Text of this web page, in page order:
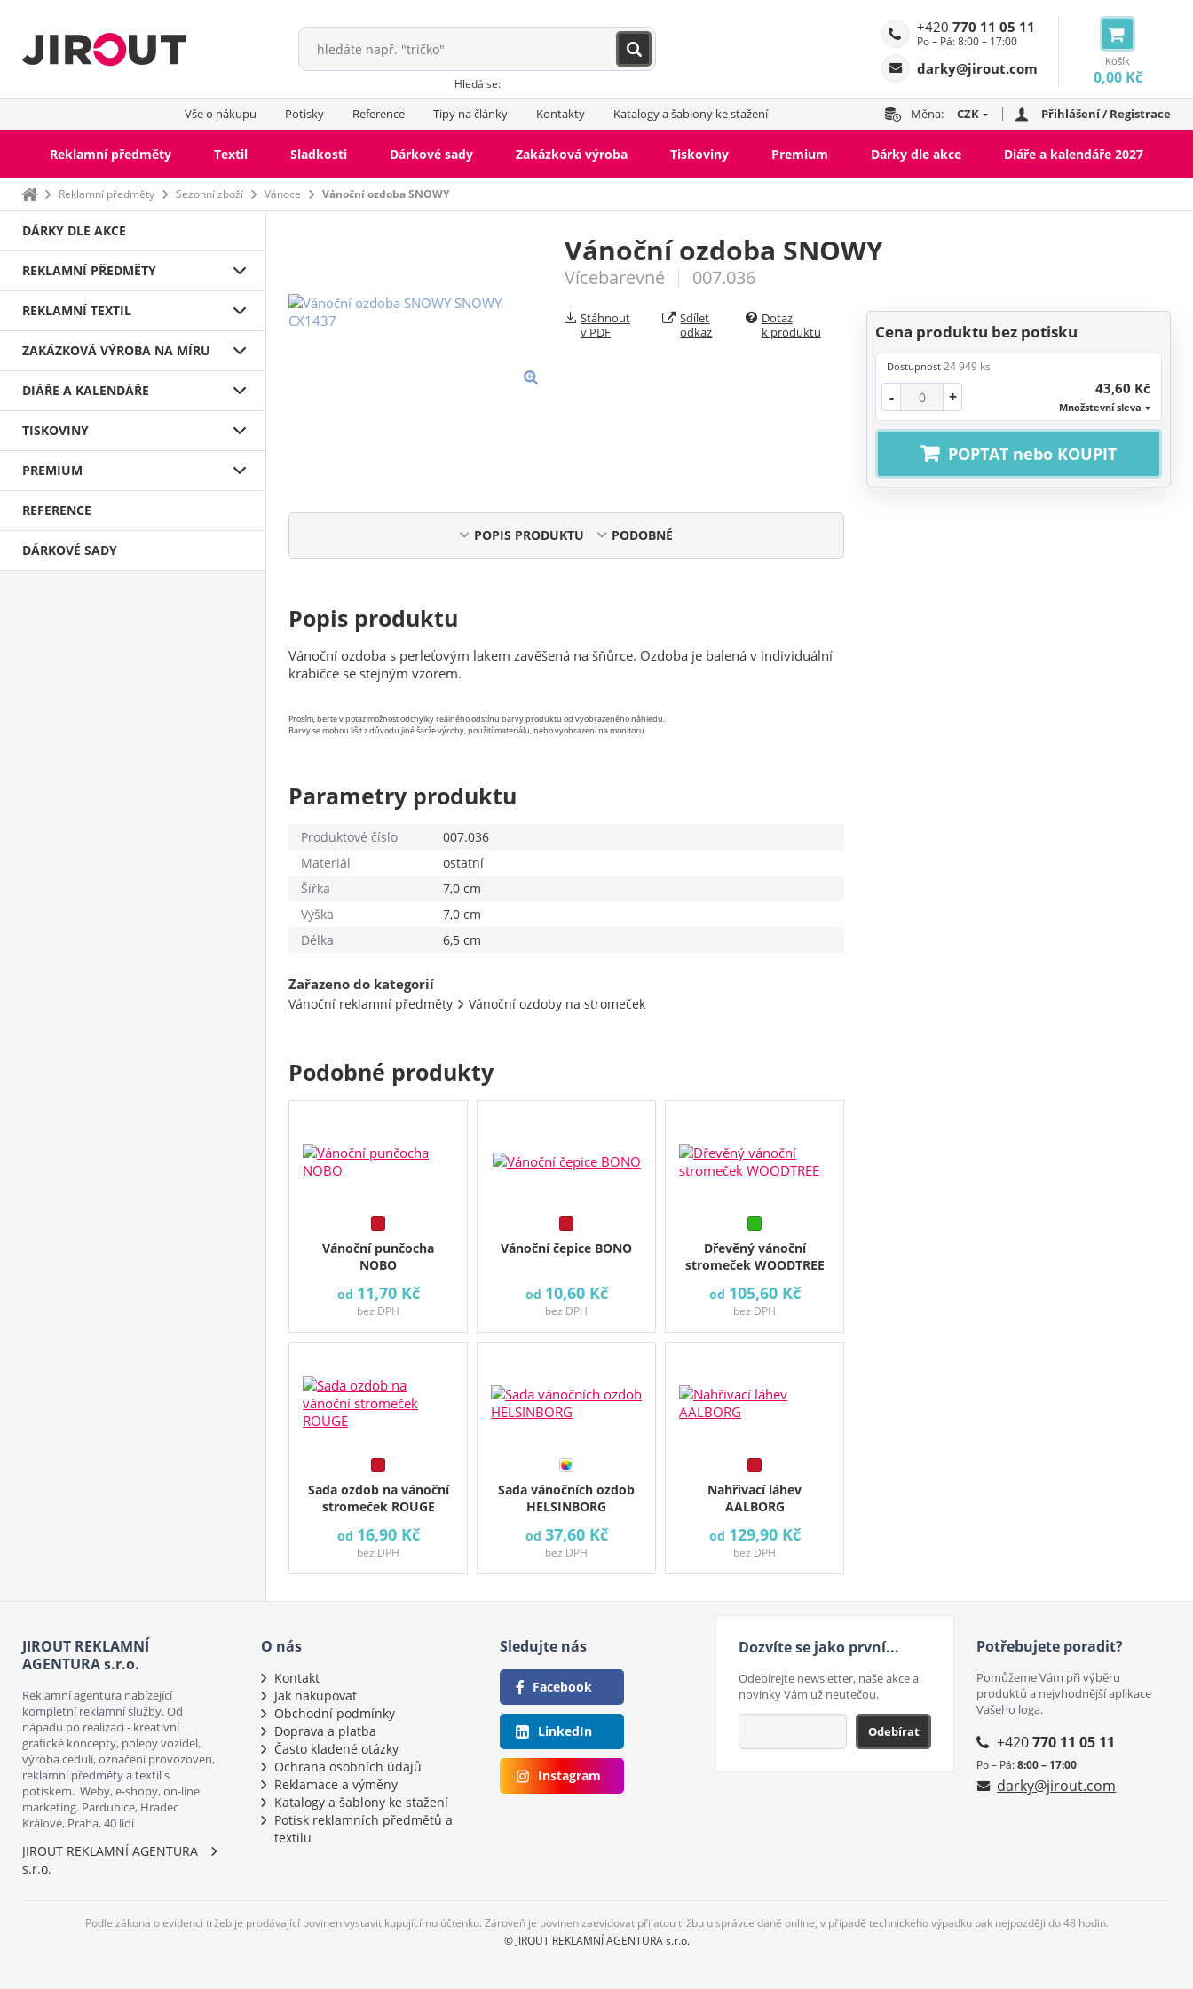
Košík
0,00 Kč
+420 770 11 05 11
Po – Pá: 8:00 – 17:00
darky@jirout.com
Hledá se:
Vše o nákupu Potisky Reference Tipy na články Kontakty Katalogy a šablony ke stažení Měna: CZK Přihlášení / Registrace
Reklamní předměty Textil Sladkosti Dárkové sady Zakázková výroba Tiskoviny Premium Dárky dle akce Diáře a kalendáře 2027
Domů Reklamní předměty Sezonní zboží Vánoce Vánoční ozdoba SNOWY
DÁRKY DLE AKCE
REKLAMNÍ PŘEDMĚTY
REKLAMNÍ TEXTIL
ZAKÁZKOVÁ VÝROBA NA MÍRU
DIÁŘE A KALENDÁŘE
TISKOVINY
PREMIUM
REFERENCE
DÁRKOVÉ SADY
Vánoční ozdoba SNOWY
Vícebarevné 007.036
Cena produktu bez potisku
Dostupnost24 949 ks
- + 43,60 Kč
Množstevní sleva
POPTAT nebo KOUPIT
Stáhnout
v PDF
Sdílet
odkaz
Dotaz
k produktu
POPIS PRODUKTU PODOBNÉ
Popis produktu
Vánoční ozdoba s perleťovým lakem zavěšená na šňůrce. Ozdoba je balená v individuální
krabičce se stejným vzorem.
Prosím, berte v potaz možnost odchylky reálného odstínu barvy produktu od vyobrazeného náhledu.
Barvy se mohou lišit z důvodu jiné šarže výroby, použití materiálu, nebo vyobrazení na monitoru
Parametry produktu
Produktové číslo
007.036
Materiál
ostatní
Šířka
7,0 cm
Výška
7,0 cm
Délka
6,5 cm
Zařazeno do kategorií
Vánoční reklamní předměty Vánoční ozdoby na stromeček
Podobné produkty
Vánoční punčocha
NOBO
od 11,70 Kč
bez DPH
Vánoční čepice BONO
od 10,60 Kč
bez DPH
Dřevěný vánoční
stromeček WOODTREE
od 105,60 Kč
bez DPH
Sada ozdob na vánoční
stromeček ROUGE
od 16,90 Kč
bez DPH
Sada vánočních ozdob
HELSINBORG
od 37,60 Kč
bez DPH
Nahřivací láhev
AALBORG
od 129,90 Kč
bez DPH
JIROUT REKLAMNÍ
AGENTURA s.r.o.
Reklamní agentura nabízející
kompletní reklamní služby. Od
nápadu po realizaci - kreativní
grafické koncepty, polepy vozidel,
výroba cedulí, označení provozoven,
reklamní předměty a textil s
potiskem. Weby, e-shopy, on-line
marketing. Pardubice, Hradec
Králové, Praha. 40 lidí
JIROUT REKLAMNÍ AGENTURA
s.r.o.
O nás
Kontakt
Jak nakupovat
Obchodní podmínky
Doprava a platba
Často kladené otázky
Ochrana osobních údajů
Reklamace a výměny
Katalogy a šablony ke stažení
Potisk reklamních předmětů a
textilu
Sledujte nás
Facebook
LinkedIn
Instagram
Dozvíte se jako první...
Odebírejte newsletter, naše akce a
novinky Vám už neutečou.
Odebírat
Potřebujete poradit?
Pomůžeme Vám při výběru
produktů a nejvhodnější aplikace
Vašeho loga.
+420770 11 05 11
Po – Pá:8:00 – 17:00
darky@jirout.com
Podle zákona o evidenci tržeb je prodávající povinen vystavit kupujícímu účtenku. Zároveň je povinen zaevidovat přijatou tržbu u správce daně online, v případě technického výpadku pak nejpozději do 48 hodin.
© JIROUT REKLAMNÍ AGENTURA s.r.o.